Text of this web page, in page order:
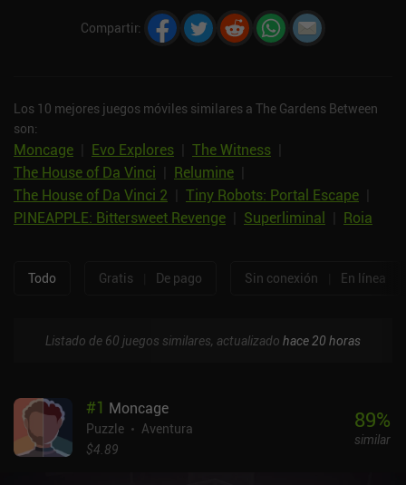
Compartir:
Los 10 mejores juegos móviles similares a The Gardens Between
son:
Moncage Evo Explores The Witness
The House of Da Vinci
Relumine
The House of Da Vinci 2
Tiny Robots: Portal Escape
PINEAPPLE: Bittersweet Revenge
Superliminal Roia
Todo Gratis De pago Sin conexión En línea
Listado de 60 juegos similares, actualizado hace 20 horas
#1 Moncage
Puzzle
Aventura
$4.89
89%
similar